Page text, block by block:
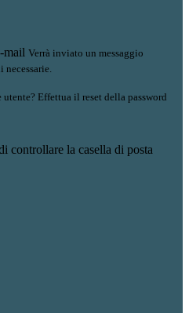
mail Verrà inviato un messaggio
Effettua il reset della password
controllare la casella di posta